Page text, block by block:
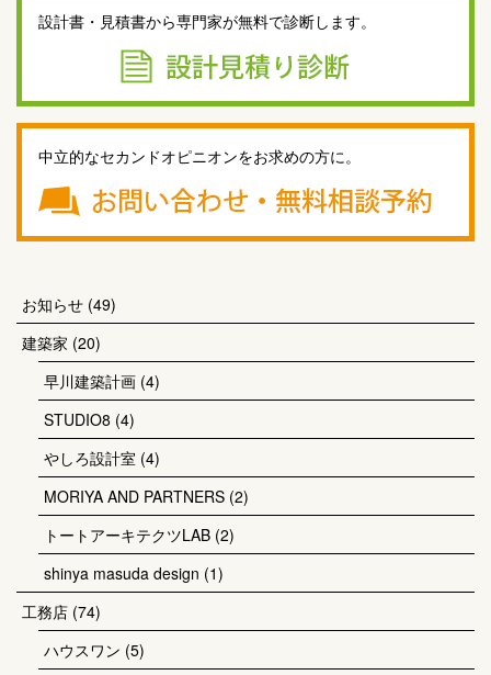
設計書・見積書から専門家が無料で診断します。
中立的なセカンドオピニオンをお求めの方に。
お知らせ (49)
建築家 (20)
早川建築計画 (4)
STUDIO8 (4)
やしろ設計室 (4)
MORIYA AND PARTNERS (2)
トートアーキテクツLAB (2)
shinya masuda design (1)
工務店 (74)
ハウスワン (5)